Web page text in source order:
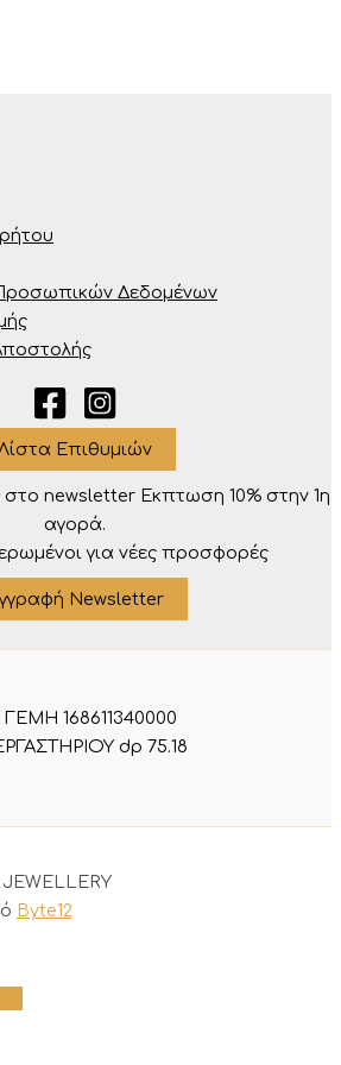
Δεδομένων
Επιθυμιών
newsletter Eκπτωση 10% στην 1η
αγορά.
για νέες προσφορές
Newsletter
ΓΕΜΗ 168611340000
dp 75.18
Byte12